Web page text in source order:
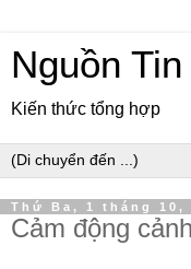
Nguồn
Kiến thức tổng hợp
Thứ Ba, 1 tháng 10,
Cảm động